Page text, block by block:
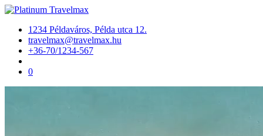
1234 Példaváros, Példa utca 12.
travelmax@travelmax.hu
+36-70/1234-567
0